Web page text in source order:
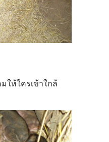
ให้ใครเข้าใกล้